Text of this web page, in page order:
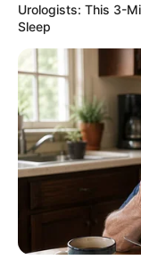
Urologists: This 3-
Sleep